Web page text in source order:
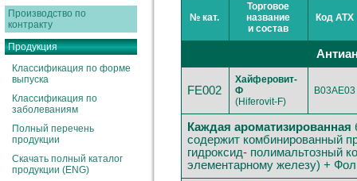
Производство по
контракту
Продукция
Классификация по форме
выпуска
Классификация по
заболеваниям
Полный перечень
продукции
Скачать полный каталог
продукции (ENG)
№ кат.
Торговое
название
и состав
Код АТХ
FE002
Хайферовит-
Ф
(Hiferovit-F)
B03AE03
Каждая ароматизированная
содержит комбинированный
гидроксид- полимальтозный
элементарному железу) +